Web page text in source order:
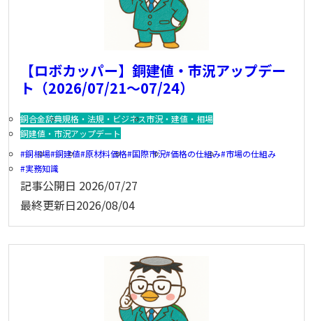
【ロボカッパー】銅建値・市況アップデー
ト（2026/07/21～07/24）
銅合金辞典規格・法規・ビジネス市況・建値・相場
銅建値・市況アップデート
銅相場 銅建値 原材料価格 国際市況 価格の仕組み 市場の仕組み
実務知識
記事公開日 2026/07/27
最終更新日2026/08/04